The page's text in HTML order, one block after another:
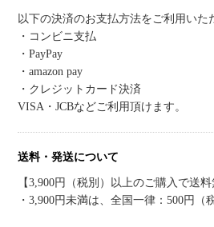
以下の決済のお支払方法をご利用いた
・コンビニ支払
・PayPay
・amazon pay
・クレジットカード決済
VISA・JCBなどご利用頂けます。
送料・発送について
【3,900円（税別）以上のご購入で送料
・3,900円未満は、全国一律：500円（